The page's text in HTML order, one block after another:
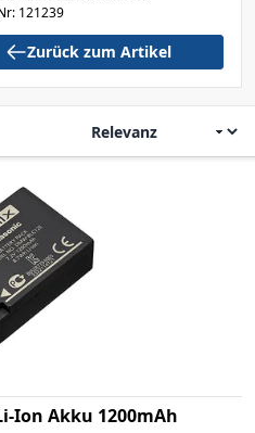
121239
Zurück zum Artikel
Ion Akku 1200mAh